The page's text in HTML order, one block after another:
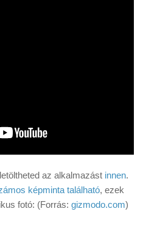
az alkalmazást innen.
képminta található, ezek
fotó: (Forrás: gizmodo.com)